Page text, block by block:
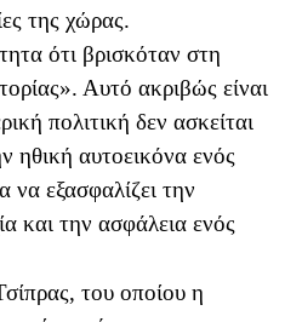
της χώρας.
ότι βρισκόταν στη
Αυτό ακριβώς είναι
πολιτική δεν ασκείται
ηθική αυτοεικόνα ενός
να εξασφαλίζει την
και την ασφάλεια ενός
του οποίου η